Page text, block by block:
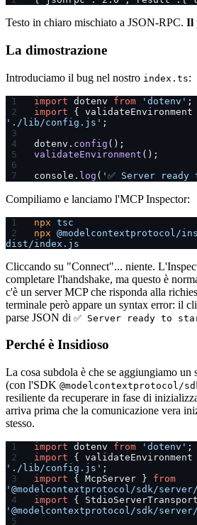
Testo in chiaro mischiato a JSON-RPC. Il
La dimostrazione
Introduciamo il bug nel nostro index.ts:
import dotenv from 'dotenv' ;
import {
'./lib/config.js' ;
dotenv. config ();
validateEnvironment ();
console. log ( '✅ Server
Compiliamo e lanciamo l'MCP Inspector:
npx tsc
npx @modelcontextprotocol/
dist/index.js
Cliccando su "Connect"... niente.
completare l'handshake, ma questo è
c'è un server MCP che risponda alla
terminale però appare un syntax error: il
parse JSON di ✅ Server ready to
Perché è Insidioso
La cosa subdola è che se aggiungiamo
(con l'SDK @modelcontextprotocol/
resiliente da recuperare in fase di
arriva prima che la comunicazione vera
stesso.
import dotenv from 'dotenv' ;
import {
'./lib/config.js' ;
import { McpServer } from
'@modelcontextprotocol/sdk/
import {
'@modelcontextprotocol/sdk/